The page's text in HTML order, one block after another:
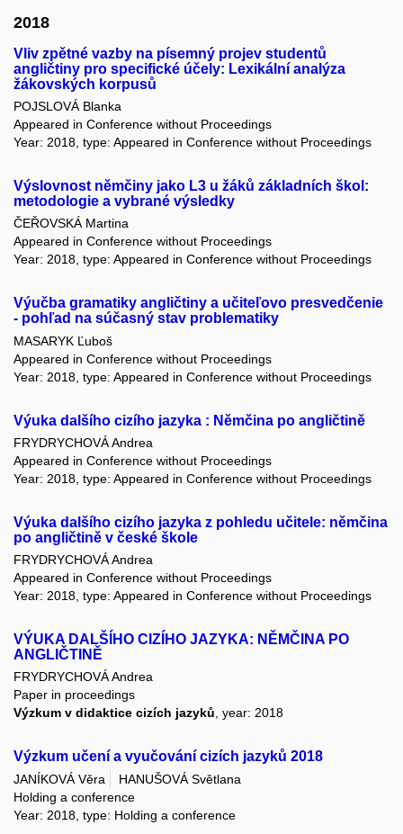
2018
Vliv zpětné vazby na písemný projev studentů
angličtiny pro specifické účely: Lexikální analýza
žákovských korpusů
POJSLOVÁ Blanka
Appeared in Conference without Proceedings
Year: 2018, type: Appeared in Conference without Proceedings
Výslovnost němčiny jako L3 u žáků základních škol:
metodologie a vybrané výsledky
ČEŘOVSKÁ Martina
Appeared in Conference without Proceedings
Year: 2018, type: Appeared in Conference without Proceedings
Výučba gramatiky angličtiny a učiteľovo presvedčenie
- pohľad na súčasný stav problematiky
MASARYK Ľuboš
Appeared in Conference without Proceedings
Year: 2018, type: Appeared in Conference without Proceedings
Výuka dalšího cizího jazyka : Němčina po angličtině
FRYDRYCHOVÁ Andrea
Appeared in Conference without Proceedings
Year: 2018, type: Appeared in Conference without Proceedings
Výuka dalšího cizího jazyka z pohledu učitele: němčina
po angličtině v české škole
FRYDRYCHOVÁ Andrea
Appeared in Conference without Proceedings
Year: 2018, type: Appeared in Conference without Proceedings
VÝUKA DALŠÍHO CIZÍHO JAZYKA: NĚMČINA PO
ANGLIČTINĚ
FRYDRYCHOVÁ Andrea
Paper in proceedings
Výzkum v didaktice cizích jazyků, year: 2018
Výzkum učení a vyučování cizích jazyků 2018
JANÍKOVÁ Věra
HANUŠOVÁ Světlana
Holding a conference
Year: 2018, type: Holding a conference